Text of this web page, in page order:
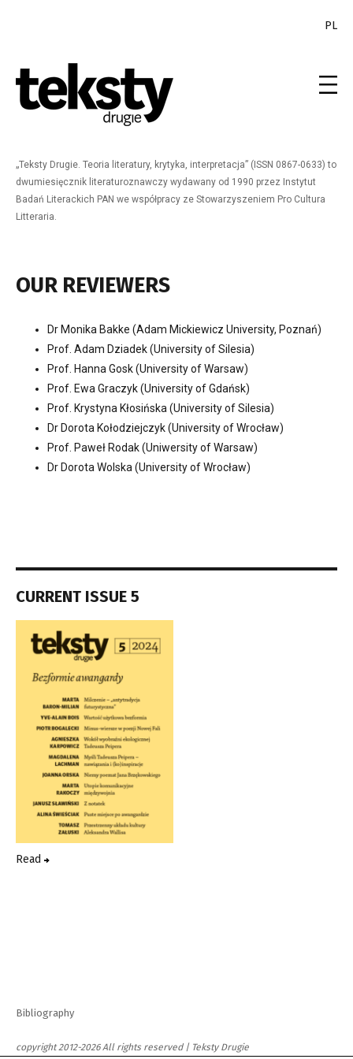
PL
„Teksty Drugie. Teoria literatury, krytyka, interpretacja” (ISSN 0867-0633) to
dwumiesięcznik literaturoznawczy wydawany od 1990 przez Instytut
Badań Literackich PAN we współpracy ze Stowarzyszeniem Pro Cultura
Litteraria.
OUR REVIEWERS
Dr Monika Bakke (Adam Mickiewicz University, Poznań)
Prof. Adam Dziadek (University of Silesia)
Prof. Hanna Gosk (University of Warsaw)
Prof. Ewa Graczyk (University of Gdańsk)
Prof. Krystyna Kłosińska (University of Silesia)
Dr Dorota Kołodziejczyk (University of Wrocław)
Prof. Paweł Rodak (Uniwersity of Warsaw)
Dr Dorota Wolska (University of Wrocław)
CURRENT ISSUE 5
Read
Bibliography
copyright 2012-2026 All rights reserved | Teksty Drugie